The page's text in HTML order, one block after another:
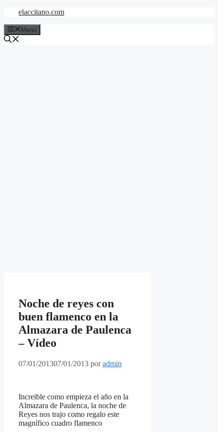
Saltar
contenido
elaccitano.com
Menú
Noche de reyes con
buen flamenco en la
Almazara de Paulenca
– Vídeo
07/01/201307/01/2013 poradmin
Increible como empieza el año en la
Almazara de Paulenca, la noche de
Reyes nos trajo como regalo este
magnífico cuadro flamenco